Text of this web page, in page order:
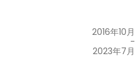
2016年10月
-
2023年7月